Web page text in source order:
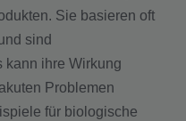
Sie basieren oft
sind
kann ihre Wirkung
Problemen
für biologische